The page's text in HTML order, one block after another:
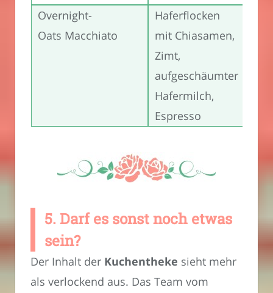
Overnight-
Oats Macchiato
Haferflocken
mit Chiasamen,
Zimt,
aufgeschäumter
Hafermilch,
Espresso
5. Darf es sonst noch etwas
sein?
Der Inhalt der Kuchentheke sieht mehr
als verlockend aus. Das Team vom